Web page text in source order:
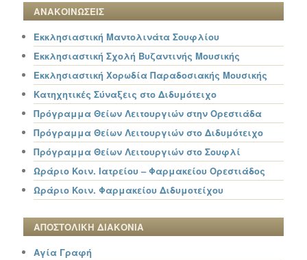
ΑΝΑΚΟΙΝΩΣΕΙΣ
Εκκλησιαστική Μαντολινάτα Σουφλίου
Εκκλησιαστική Σχολή Βυζαντινής Μουσικής
Εκκλησιαστική Χορωδία Παραδοσιακής Μουσικής
Κατηχητικές Σύναξεις στο Διδυμότειχο
Πρόγραμμα Θείων Λειτουργιών στην Ορεστιάδα
Πρόγραμμα Θείων Λειτουργιών στο Διδυμότειχο
Πρόγραμμα Θείων Λειτουργιών στο Σουφλί
Ωράριο Κοιν. Ιατρείου – Φαρμακείου Ορεστιάδος
Ωράριο Κοιν. Φαρμακείου Διδυμοτείχου
ΑΠΟΣΤΟΛΙΚΗ ΔΙΑΚΟΝΙΑ
Αγία Γραφή